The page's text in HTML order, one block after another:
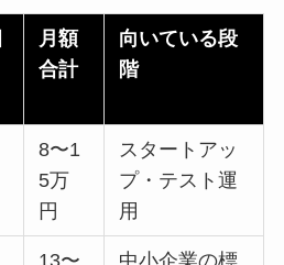
月額
合計
向いている段
階
8〜1
5万
円
スタートアッ
プ・テスト運
用